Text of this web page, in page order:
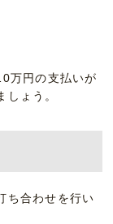
万円の支払いが
ょう。
ち合わせを行い